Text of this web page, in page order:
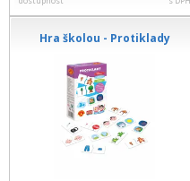
Hra školou - Protiklady